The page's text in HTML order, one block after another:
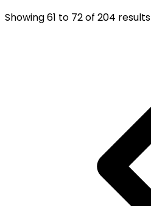
Showing61 to 72of 204 results